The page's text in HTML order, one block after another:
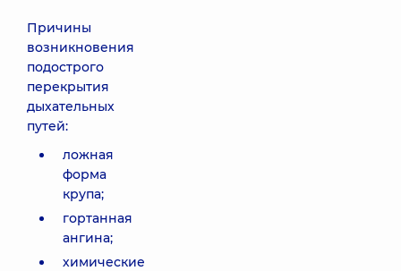
Причины
возникновения
подострого
перекрытия
дыхательных
путей:
ложная
форма
крупа;
гортанная
ангина;
химические